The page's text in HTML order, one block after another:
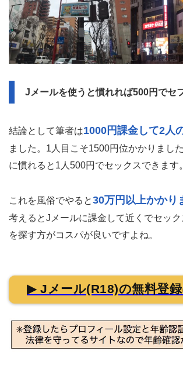
Jメールを使うと慣れれば500円でセ
結論として筆者は1000円課金して2人
ました。1人目こそ1500円位かかりまし
に慣れると1人500円でセックスできます。
これを風俗でやると30万円以上かかり
考えるとJメールに課金して近くでセッ
を探す方がコスパが良いですよね。
▶ Jメール(R18)の無料登